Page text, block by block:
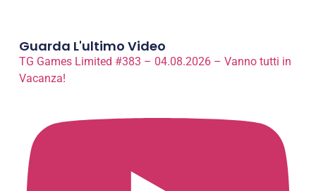
Guarda L'ultimo Video
TG Games Limited #383 – 04.08.2026 – Vanno tutti in
Vacanza!